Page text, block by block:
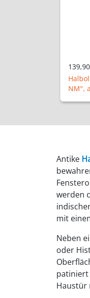
49,82
Antike
werden
mit
Neben
oder
Haustür